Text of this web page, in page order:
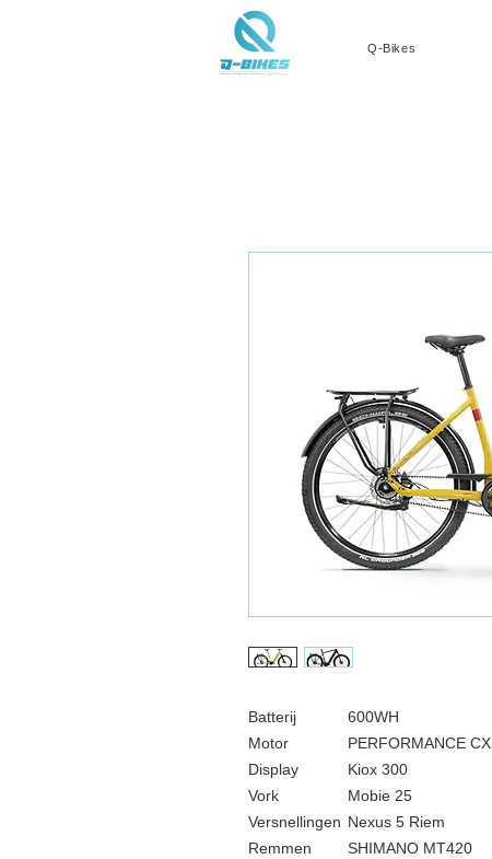
Q-Bikes
Batterij
600WH
Motor
PERFORMANCE CX
Display
Kiox 300
Vork
Mobie 25
Versnellingen Nexus 5 Riem
Remmen
SHIMANO MT420